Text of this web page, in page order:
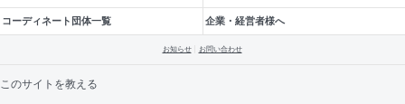
コーディネート団体一覧 企業・経営者様へ
お知らせ お問い合わせ
このサイトを教える